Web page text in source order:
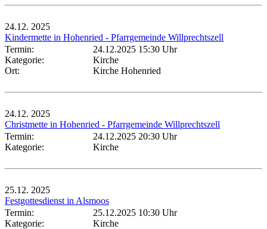
24.12. 2025
Kindermette in Hohenried - Pfarrgemeinde Willprechtszell
Termin:
24.12.2025 15:30 Uhr
Kategorie:
Kirche
Ort:
Kirche Hohenried
24.12. 2025
Christmette in Hohenried - Pfarrgemeinde Willprechtszell
Termin:
24.12.2025 20:30 Uhr
Kategorie:
Kirche
25.12. 2025
Festgottesdienst in Alsmoos
Termin:
25.12.2025 10:30 Uhr
Kategorie:
Kirche